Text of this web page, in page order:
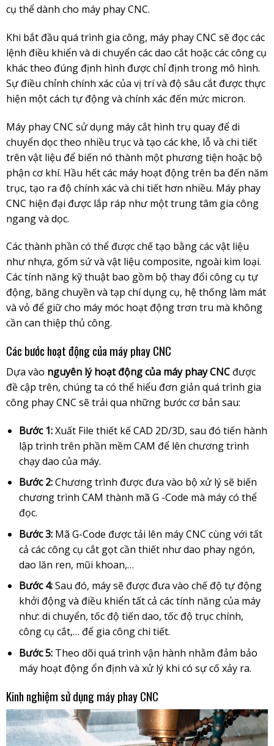
cụ thể dành cho máy phay CNC.
Khi bắt đầu quá trình gia công, máy phay CNC sẽ đọc các
lệnh điều khiển và di chuyển các dao cắt hoặc các công cụ
khác theo đúng định hình được chỉ định trong mô hình.
Sự điều chỉnh chính xác của vị trí và độ sâu cắt được thực
hiện một cách tự động và chính xác đến mức micron.
Máy phay CNC sử dụng máy cắt hình trụ quay để di
chuyển dọc theo nhiều trục và tạo các khe, lỗ và chi tiết
trên vật liệu để biến nó thành một phương tiện hoặc bộ
phận cơ khí. Hầu hết các máy hoạt động trên ba đến năm
trục, tạo ra độ chính xác và chi tiết hơn nhiều. Máy phay
CNC hiện đại được lắp ráp như một trung tâm gia công
ngang và dọc.
Các thành phần có thể được chế tạo bằng các vật liệu
như nhựa, gốm sứ và vật liệu composite, ngoài kim loại.
Các tính năng kỹ thuật bao gồm bộ thay đổi công cụ tự
động, băng chuyền và tạp chí dụng cụ, hệ thống làm mát
và vỏ để giữ cho máy móc hoạt động trơn tru mà không
cần can thiệp thủ công.
Các bước hoạt động của máy phay CNC
Dựa vào nguyên lý hoạt động của máy phay CNCđược
đề cập trên, chúng ta có thể hiểu đơn giản quá trình gia
công phay CNC sẽ trải qua những bước cơ bản sau:
Bước 1:Xuất File thiết kế CAD 2D/3D, sau đó tiến hành
lập trình trên phần mềm CAM để lên chương trình
chạy dao của máy.
Bước 2:Chương trình được đưa vào bộ xử lý sẽ biến
chương trình CAM thành mã G -Code mà máy có thể
đọc.
Bước 3:Mã G-Code được tải lên máy CNC cùng với tất
cả các công cụ cắt gọt cần thiết như dao phay ngón,
dao lăn ren, mũi khoan,…
Bước 4:Sau đó, máy sẽ được đưa vào chế độ tự động
khởi động và điều khiển tất cả các tính năng của máy
như: di chuyển, tốc độ tiến dao, tốc độ trục chính,
công cụ cắt,… để gia công chi tiết.
Bước 5:Theo dõi quá trình vận hành nhằm đảm bảo
máy hoạt động ổn định và xử lý khi có sự cố xảy ra.
Kinh nghiệm sử dụng máy phay CNC